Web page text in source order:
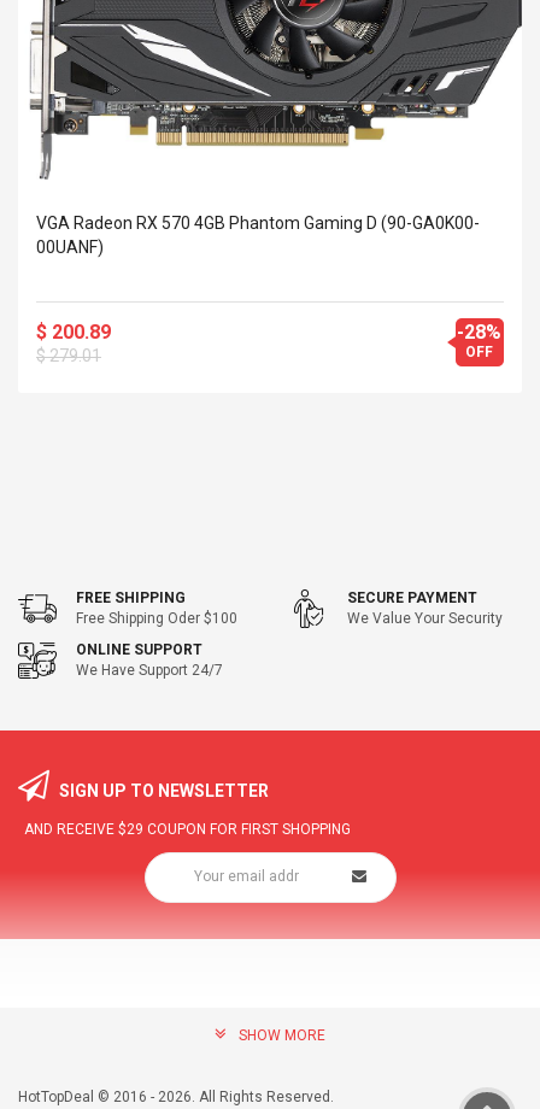
VGA Radeon RX 570 4GB Phantom Gaming D (90-GA0K00-
00UANF)
$ 200.89
$ 279.01
-28%
OFF
FREE SHIPPING
Free Shipping Oder $100
SECURE PAYMENT
We Value Your Security
ONLINE SUPPORT
We Have Support 24/7
SIGN UP TO NEWSLETTER
AND RECEIVE $29 COUPON FOR FIRST SHOPPING
INFORMATION
SHOW MORE
HotTopDeal © 2016 - 2026. All Rights Reserved.